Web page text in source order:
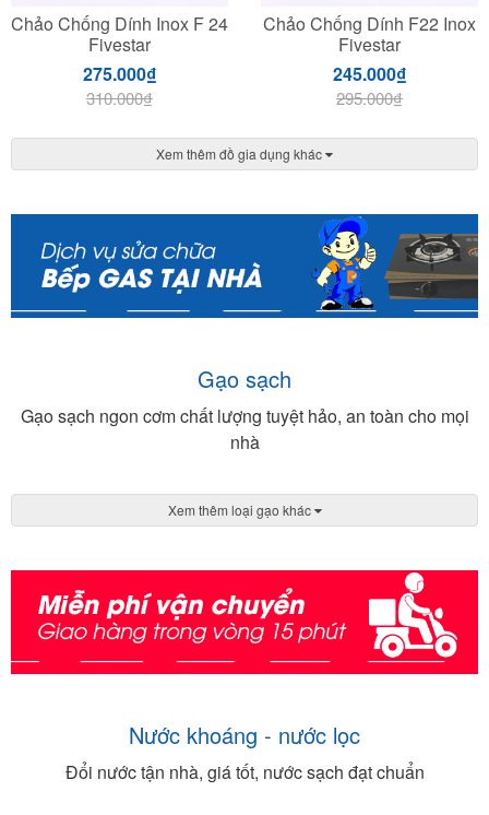
Chảo Chống Dính Inox F 24
Fivestar
310.000₫
275.000₫
Chảo Chống Dính F22 Inox
Fivestar
295.000₫
245.000₫
Xem thêm đồ gia dụng khác
Gạo sạch
Gạo sạch ngon cơm chất lượng tuyệt hảo, an toàn cho mọi
nhà
Xem thêm loại gạo khác
Nước khoáng - nước lọc
Đổi nước tận nhà, giá tốt, nước sạch đạt chuẩn